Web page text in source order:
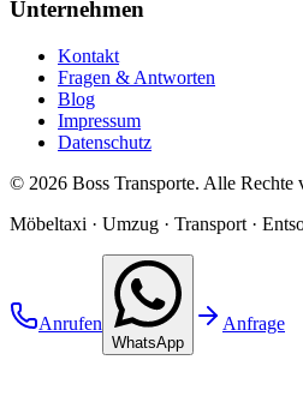
Unternehmen
Kontakt
Fragen & Antworten
Blog
Impressum
Datenschutz
© 2026 Boss Transporte. Alle Rechte
Möbeltaxi · Umzug · Transport ·
Anrufen
WhatsApp
Anfrage